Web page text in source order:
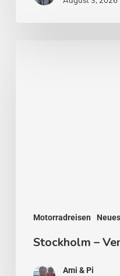
Motorradreisen Neues
Stockholm –
Ami & Pi